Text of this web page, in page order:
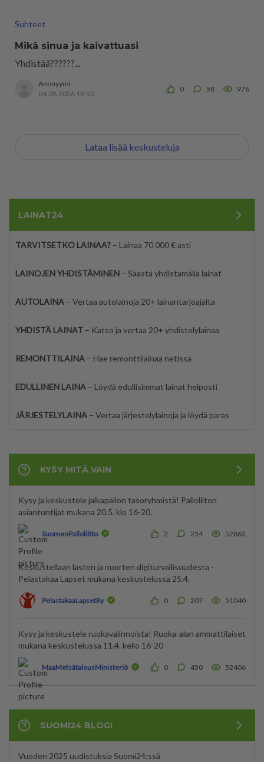
Suhteet
Mikä sinua ja kaivattuasi
Yhdistää??????...
Anonyymi
04.08.2026 18:50
0 58 976
Lataa lisää keskusteluja
LAINAT24
TARVITSETKO LAINAA? – Lainaa 70 000 € asti
LAINOJEN YHDISTÄMINEN – Säästä yhdistämällä lainat
AUTOLAINA – Vertaa autolainoja 20+ lainantarjoajalta
YHDISTÄ LAINAT – Katso ja vertaa 20+ yhdistelylainaa
REMONTTILAINA – Hae remonttilainaa netissä
EDULLINEN LAINA – Löydä edullisimmat lainat helposti
JÄRJESTELYLAINA – Vertaa järjestelylainoja ja löydä paras
KYSY MITÄ VAIN
Kysy ja keskustele jalkapallon tasoryhmistä! Palloliiton
asiantuntijat mukana 20.5. klo 16-20.
SuomenPalloliitto 2 234 52863
Keskustellaan lasten ja nuorten digiturvallisuudesta -
Pelastakaa Lapset mukana keskustelussa 25.4.
PelastakaaLapsetRy 0 207 51040
Kysy ja keskustele ruokavalinnoista! Ruoka-alan ammattilaiset
mukana keskustelussa 11.4. kello 16-20
MaaMetsätalousMinisteriö 0 450 52406
SUOMI24 BLOGI
Vuoden 2025 uudistuksia Suomi24:ssä